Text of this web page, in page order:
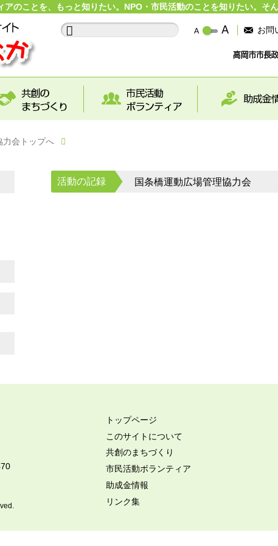
アのことを、もっと知りたい。NPO・市民活動のことを知りたい。そ
お問
力会トップへ
活動の記録 国条橋運動広場管理協力会
トップページ
このサイトについて
共創のまちづくり
市民活動ボランティア
助成金情報
リンク集